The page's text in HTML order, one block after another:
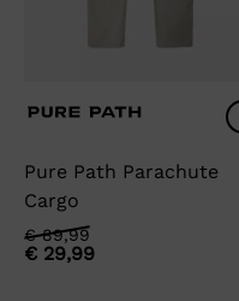
Pure Path Parachute
Cargo
€89,99
Oorspronkelijke
prijs
€ 29,99
Huidige
prijs